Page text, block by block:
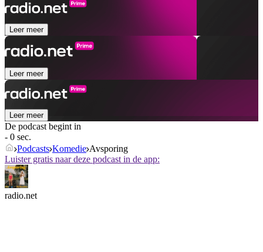
Leer meer
Leer meer
Leer meer
De podcast begint in
- 0 sec.
Podcasts Komedie Avsporing
Luister gratis naar deze podcast in de app:
radio.net